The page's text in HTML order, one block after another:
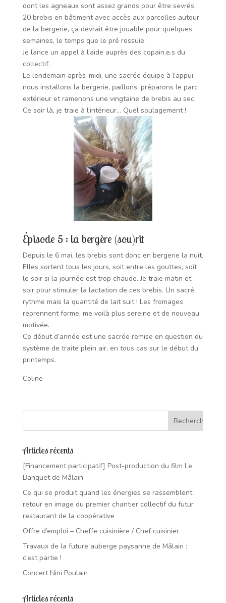
dont les agneaux sont assez grands pour être sevrés.
20 brebis en bâtiment avec accès aux parcelles autour
de la bergerie, ça devrait être jouable pour quelques
semaines, le temps que le pré ressuie.
Je lance un appel à l’aide auprès des copain.e.s du
collectif.
Le lendemain après-midi, une sacrée équipe à l’appui,
nous installons la bergerie, paillons, préparons le parc
extérieur et ramenons une vingtaine de brebis au sec.
Ce soir là, je traie à l’intérieur… Quel soulagement !
Épisode 5 : la bergère (sou)rit
Depuis le 6 mai, les brebis sont donc en bergerie la nuit.
Elles sortent tous les jours, soit entre les gouttes, soit
le soir si la journée est trop chaude.Je traie matin et
soir pour stimuler la lactation de ces brebis. Un sacré
rythme mais la quantité de lait suit ! Les fromages
reprennent forme, me voilà plus sereine et de nouveau
motivée.
Ce début d’année est une sacrée remise en question du
système de traite plein air, en tous cas sur le début du
printemps.
Coline
Articles récents
[Financement participatif] Post-production du film Le
Banquet de Mâlain
Ce qui se produit quand les énergies se rassemblent :
retour en image du premier chantier collectif du futur
restaurant de la coopérative
Offre d’emploi – Cheffe cuisinière / Chef cuisinier
Travaux de la future auberge paysanne de Mâlain :
c’est partie !
Concert Nini Poulain
Articles récents